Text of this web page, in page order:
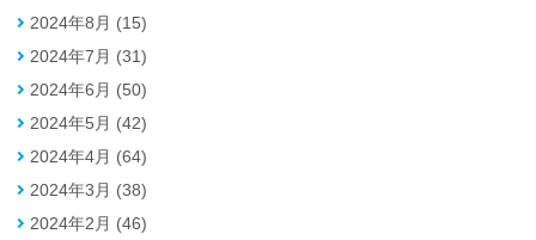
2024年8月 (15)
2024年7月 (31)
2024年6月 (50)
2024年5月 (42)
2024年4月 (64)
2024年3月 (38)
2024年2月 (46)